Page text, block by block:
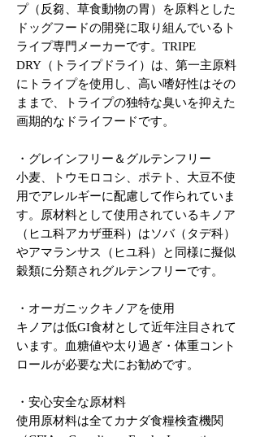
プ（反芻、草食動物の胃）を原料とした
ドッグフードの開発に取り組んでいるト
ライプ専門メーカーです。TRIPE
DRY（トライプドライ）は、第一主原料
にトライプを使用し、高い嗜好性はその
ままで、トライプの独特な臭いを抑えた
画期的なドライフードです。
・グレインフリー＆グルテンフリー
小麦、トウモロコシ、ポテト、大豆不使
用でアレルギーに配慮して作られていま
す。原材料として使用されているキノア
（ヒユ科アカザ亜科）はソバ（タデ科）
やアマランサス（ヒユ科）と同様に擬似
穀類に分類されグルテンフリーです。
・オーガニックキノアを使用
キノアは低GI食材として近年注目されて
います。血糖値や太り過ぎ・体重コント
ロールが必要な犬にお勧めです。
・安心安全な原材料
使用原材料は全てカナダ食糧検査機関